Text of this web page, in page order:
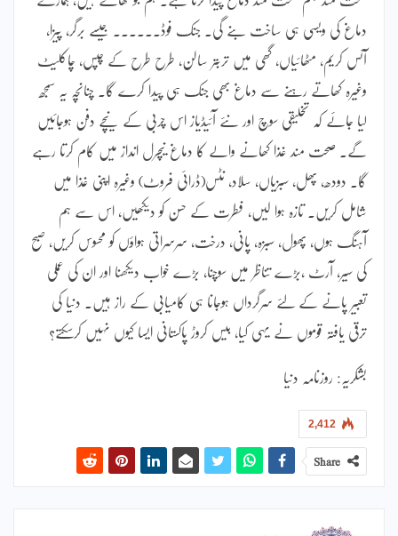
دماغ کی ویسی ہی ساخت بنے گی۔ جنک فوڈ۔۔۔۔۔۔ جیسے برگر، پیزا،
آئس کریم، مٹھائیاں، گھی میں تربتر سالن، طرح طرح کے چپس، چاکلیٹ
وغیرہ کھاتے رہنے سے دماغ بھی جنک ہی پیدا کرے گا۔ چنانچہ یہ سمجھ
لیا جائے کہ تخلیقی سوچ اور نئے آئیڈیاز اس چربی کے نیچے دفن ہوجائیں
گے۔ صحت مند غذا کھانے والے کا دماغ نیچرل انداز میں کام کرتا رہے
گا۔ دودھ، پھل، سبزیاں، سلاد، نٹس(ڈرائی فروٹ) وغیرہ اپنی غذا میں
شامل کریں۔ تازہ ہوا لیں، فطرت کے حسن کو دیکھیں، اس سے ہم
آہنگ ہوں، پھول، سبزہ، پانی، درخت، سرسراتی ہواؤں کو محسوس کریں، صبح
کی سیر، آرٹ ،بڑے تناظر میں سوچنا، بڑے خواب دیکھنا اور ان کی عملی
تعبیر پانے کے لئے سرگرداں ہوجانا ہی کامیابی کے راز ہیں۔ دنیا کی
ترقی یافتہ قوموں نے یہی کیا، بیس کروڑ پاکستانی ایسا کیوں نہیں کرسکتے؟
بشکریہ: روزنامہ دنیا
2,412
Share